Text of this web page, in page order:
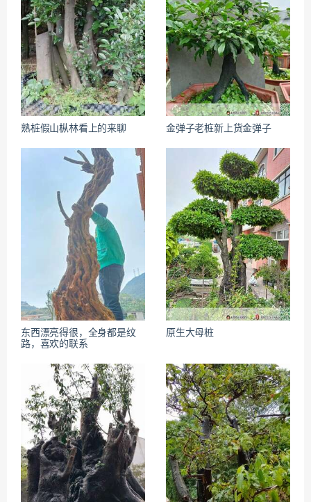
熟桩假山枞林看上的来聊 金弹子老桩新上货金弹子
东西漂亮得很，全身都是纹
路，喜欢的联系
原生大母桩